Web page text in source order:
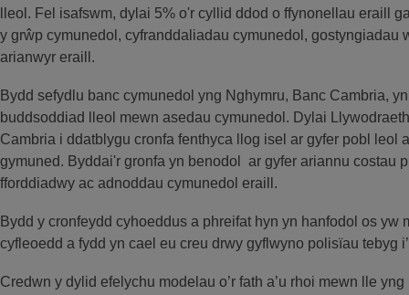
lleol. Fel isafswm, dylai 5% o'r cyllid ddod o ffynonellau eraill
y grŵp cymunedol, cyfranddaliadau cymunedol, gostyngiadau
arianwyr eraill.
Bydd sefydlu banc cymunedol yng Nghymru, Banc Cambria,
buddsoddiad lleol mewn asedau cymunedol. Dylai
Cambria i ddatblygu cronfa fenthyca llog isel ar gyfer pobl leol
gymuned. Byddai'r gronfa yn benodol ar gyfer ariannu costau
fforddiadwy ac adnoddau cymunedol eraill.
Bydd y cronfeydd cyhoeddus a phreifat hyn yn hanfodol os yw
cyfleoedd a fydd yn cael eu creu drwy gyflwyno polisïau tebyg
Credwn y dylid efelychu modelau o’r fath a’u rhoi mewn lle